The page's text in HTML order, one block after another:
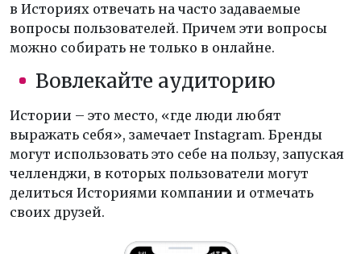
в Историях отвечать на часто задаваемые
вопросы пользователей. Причем эти вопросы
можно собирать не только в онлайне.
Вовлекайте аудиторию
Истории – это место, «где люди любят
выражать себя», замечает Instagram. Бренды
могут использовать это себе на пользу, запуская
челленджи, в которых пользователи могут
делиться Историями компании и отмечать
своих друзей.